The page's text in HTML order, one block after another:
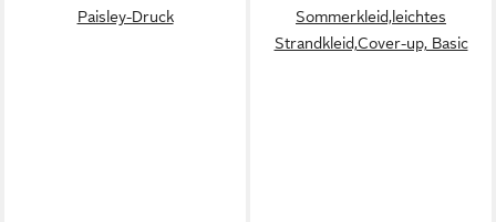
Paisley-Druck
Sommerkleid,leichtes
Strandkleid,Cover-up, Basic